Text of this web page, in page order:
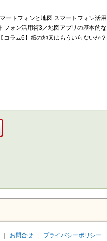
ートフォンと地図 スマートフォン活用
フォン活用術3／地図アプリの基本的な
ラム6】紙の地図はもういらないか？
楽天で購入
お問合せ プライバシーポリシー